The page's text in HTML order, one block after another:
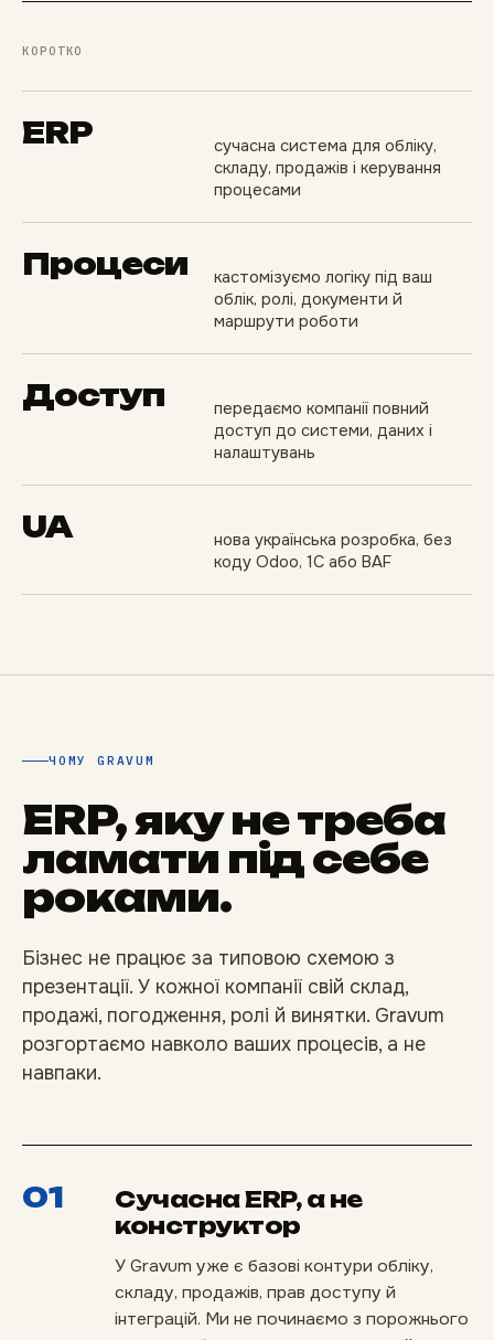
КОРОТКО
ERP
сучасна система для обліку,
складу, продажів і керування
процесами
Процеси
кастомізуємо логіку під ваш
облік, ролі, документи й
маршрути роботи
Доступ
передаємо компанії повний
доступ до системи, даних і
налаштувань
UA
нова українська розробка, без
коду Odoo, 1С або BAF
ЧОМУ GRAVUM
ERP, яку не треба
ламати під себе
роками.
Бізнес не працює за типовою схемою з
презентації. У кожної компанії свій склад,
продажі, погодження, ролі й винятки. Gravum
розгортаємо навколо ваших процесів, а не
навпаки.
01
Сучасна ERP, а не
конструктор
У Gravum уже є базові контури обліку,
складу, продажів, прав доступу й
інтеграцій. Ми не починаємо з порожнього